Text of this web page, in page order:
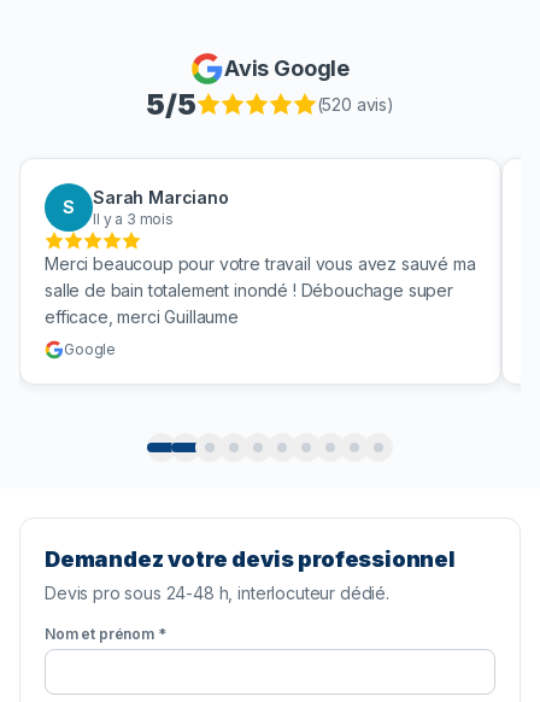
Avis Google
5/5 (520 avis)
S Sarah Marciano
Il y a 3 mois
Merci beaucoup pour votre travail vous avez sauvé ma
salle de bain totalement inondé ! Débouchage super
efficace, merci Guillaume
Google
Demandez votre devis professionnel
Devis pro sous 24-48 h, interlocuteur dédié.
Nom et prénom *